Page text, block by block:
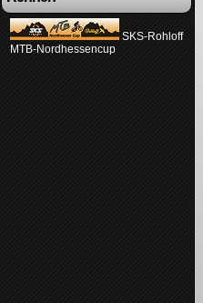
SKS-Rohloff
MTB-Nordhessencup